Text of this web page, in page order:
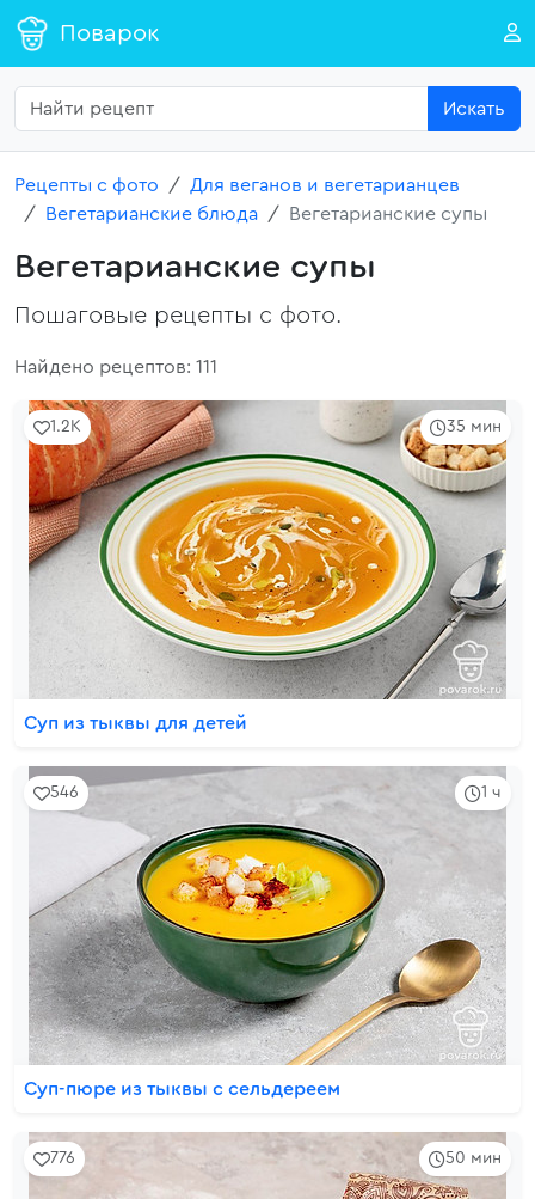
Поварок
Искать
Рецепты с фото
Для веганов и вегетарианцев
Вегетарианские блюда
Вегетарианские супы
Вегетарианские супы
Пошаговые рецепты с фото.
Найдено рецептов: 111
35 мин
1.2K
Суп из тыквы для детей
1 ч
546
Суп-пюре из тыквы с сельдереем
50 мин
776